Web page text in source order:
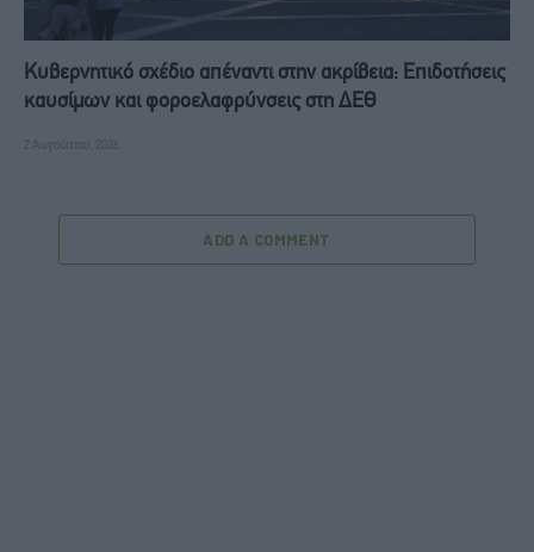
Κυβερνητικό σχέδιο απέναντι στην ακρίβεια: Επιδοτήσεις
καυσίμων και φοροελαφρύνσεις στη ΔΕΘ
2 Αυγούστου, 2026
ADD A COMMENT